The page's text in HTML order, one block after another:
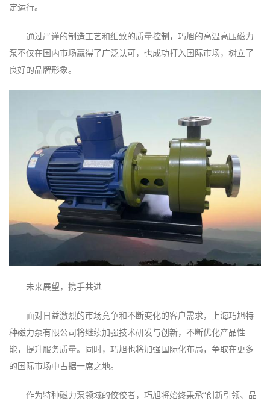
定运行。
通过严谨的制造工艺和细致的质量控制，巧旭的高温高压磁力
泵不仅在国内市场赢得了广泛认可，也成功打入国际市场，树立了
良好的品牌形象。
未来展望，携手共进
面对日益激烈的市场竞争和不断变化的客户需求，上海巧旭特
种磁力泵有限公司将继续加强技术研发与创新，不断优化产品性
能，提升服务质量。同时，巧旭也将加强国际化布局，争取在更多
的国际市场中占据一席之地。
作为特种磁力泵领域的佼佼者，巧旭将始终秉承“创新引领、品